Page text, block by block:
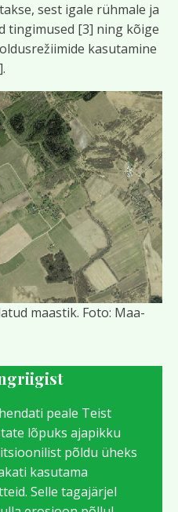
sest igale rühmale ja
tingimused [3] ning kõige
kasutamine
maastik. Foto: Maa-
peale Teist
lõpuks ajapikku
põldu üheks
kasutama
Selle tagajärjel